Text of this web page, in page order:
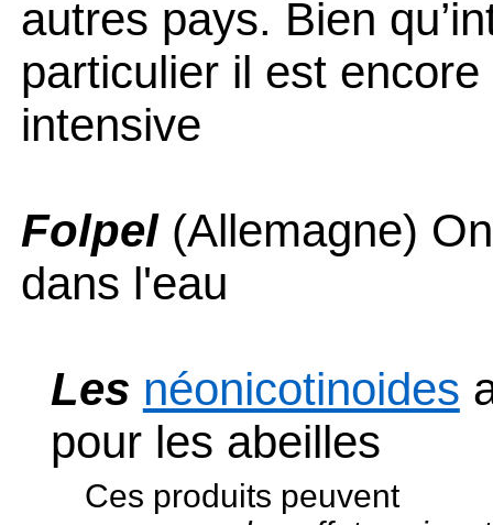
autres pays. Bien
particulier il est
intensive
Folpel (Allemagne)
dans l'eau
Les néonicotinoides
pour les abeilles
Ces produits peuvent